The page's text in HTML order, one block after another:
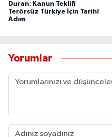
Duran: Kanun Teklifi
Terörsüz Türkiye İçin Tarihî
Adım
Yorumlar